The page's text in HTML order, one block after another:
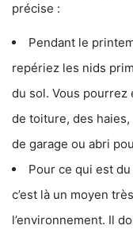
précise :
Pendant le
repériez les nids
du sol. Vous pourrez
de toiture, des
de garage ou abri
Pour ce qui est
c’est là un moyen
l’environnement. Il